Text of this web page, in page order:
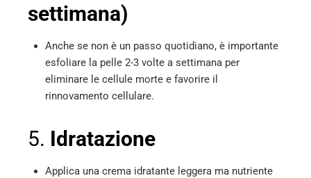
settimana)
Anche se non è un passo quotidiano, è importante
esfoliare la pelle 2-3 volte a settimana per
eliminare le cellule morte e favorire il
rinnovamento cellulare.
5. Idratazione
Applica una crema idratante leggera ma nutriente